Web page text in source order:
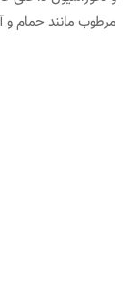
مرطوب مانند حمام